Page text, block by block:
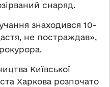
снаряд.
знаходився 10-
не постраждав»,
Київської
Харкова розпочато